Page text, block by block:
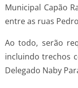
Municipal Capão
entre as ruas
Ao todo, serão
incluindo trechos
Delegado Naby